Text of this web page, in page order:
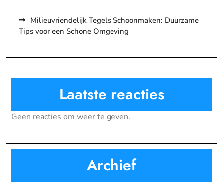
Milieuvriendelijk Tegels Schoonmaken: Duurzame
Tips voor een Schone Omgeving
Laatste reacties
Geen reacties om weer te geven.
Archief